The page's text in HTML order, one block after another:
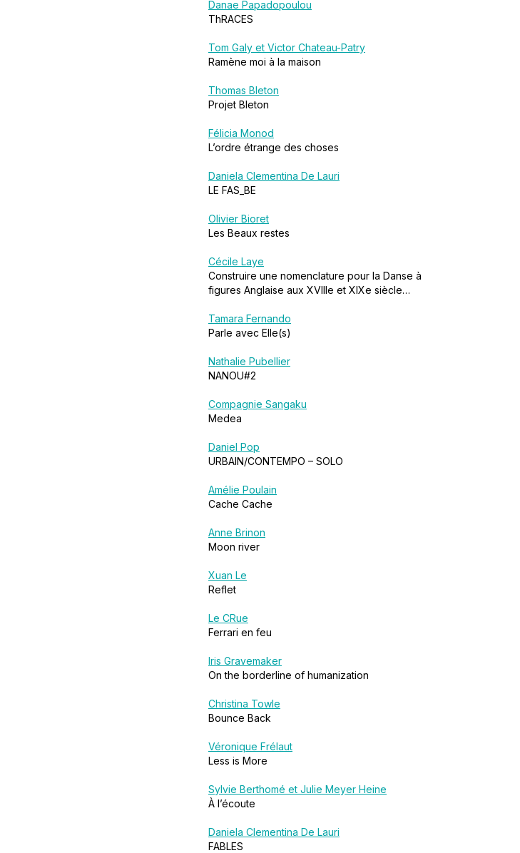
Danae Papadopoulou
ThRACES
Tom Galy et Victor Chateau-Patry
Ramène moi à la maison
Thomas Bleton
Projet Bleton
Félicia Monod
L’ordre étrange des choses
Daniela Clementina De Lauri
LE FAS_BE
Olivier Bioret
Les Beaux restes
Cécile Laye
Construire une nomenclature pour la Danse à
figures Anglaise aux XVIIIe et XIXe siècle…
Tamara Fernando
Parle avec Elle(s)
Nathalie Pubellier
NANOU#2
Compagnie Sangaku
Medea
Daniel Pop
URBAIN/CONTEMPO – SOLO
Amélie Poulain
Cache Cache
Anne Brinon
Moon river
Xuan Le
Reflet
Le CRue
Ferrari en feu
Iris Gravemaker
On the borderline of humanization
Christina Towle
Bounce Back
Véronique Frélaut
Less is More
Sylvie Berthomé et Julie Meyer Heine
À l’écoute
Daniela Clementina De Lauri
FABLES